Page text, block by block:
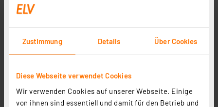
Zustimmung Details Über Cookies
Diese Webseite verwendet Cookies
Wir verwenden Cookies auf unserer Webseite. Einige
von ihnen sind essentiell und damit für den Betrieb und
2
inkl. MwSt.